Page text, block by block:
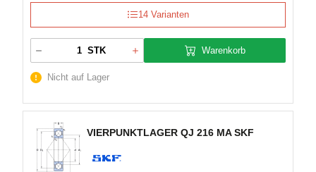
14 Varianten
STK Warenkorb
Nicht auf Lager
VIERPUNKTLAGER QJ 216 MA SKF